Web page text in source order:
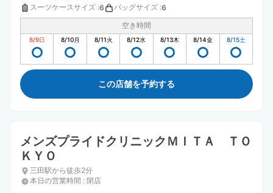
スーツケースサイズ :6 バッグサイズ :6
空き時間
8/9日 8/10月 8/11火 8/12水 8/13木 8/14金 8/15土
この店舗を予約する
メンズプライドクリニックＭＩＴＡ ＴＯ
ＫＹＯ
三田駅から徒歩2分
本日の営業時間 : 閉店